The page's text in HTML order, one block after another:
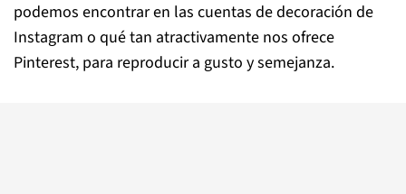
podemos encontrar en las cuentas de decoración de
Instagram o qué tan atractivamente nos ofrece
Pinterest, para reproducir a gusto y semejanza.